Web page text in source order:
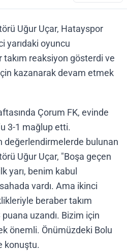
Uğur Uçar, Hatayspor
yarıdaki oyuncu
reaksiyon gösterdi ve
kazanarak devam etmek
Çorum FK, evinde
3-1 mağlup etti.
değerlendirmelerde bulunan
Uğur Uçar, "Boşa geçen
yarı, benim kabul
vardı. Ama ikinci
beraber takım
uzandı. Bizim için
önemli. Önümüzdeki Bolu
konuştu.